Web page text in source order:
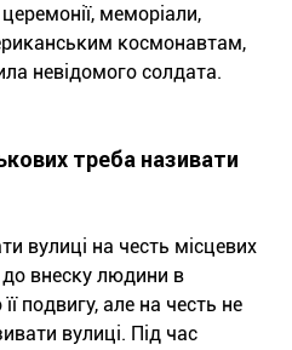
меморіали,
космонавтам,
невідомого солдата.
треба називати
вулиці на честь місцевих
до внеску людини в
подвигу, але на честь не
вулиці. Під час